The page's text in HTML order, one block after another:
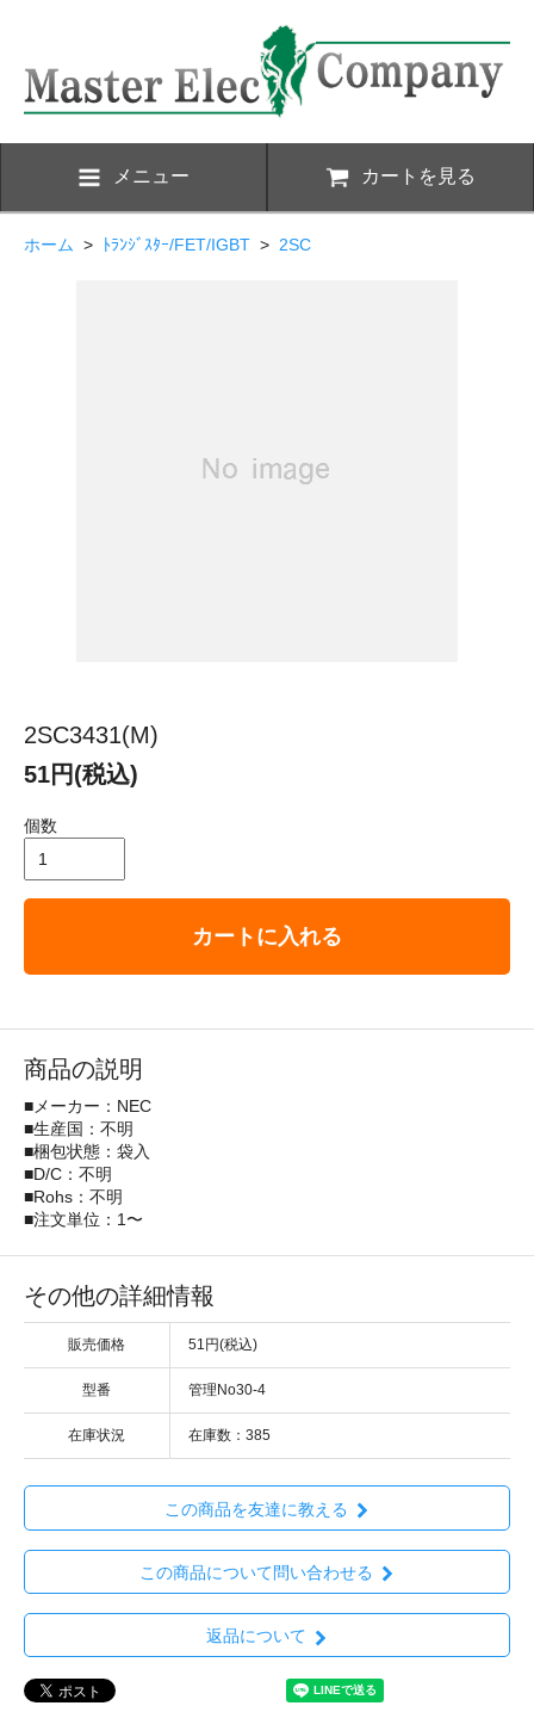
メニュー カートを見る
ホーム > ﾄﾗﾝｼﾞｽﾀｰ/FET/IGBT > 2SC
2SC3431(M)
51円(税込)
個数
カートに入れる
商品の説明
■メーカー：NEC
■生産国：不明
■梱包状態：袋入
■D/C：不明
■Rohs：不明
■注文単位：1〜
その他の詳細情報
販売価格 51円(税込)
型番 管理No30-4
在庫状況 在庫数：385
この商品を友達に教える
この商品について問い合わせる
返品について